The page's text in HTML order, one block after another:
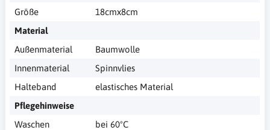
Größe
18cmx8cm
Material
Außenmaterial
Baumwolle
Innenmaterial
Spinnvlies
Halteband
elastisches Material
Pflegehinweise
Waschen
bei 60ºC